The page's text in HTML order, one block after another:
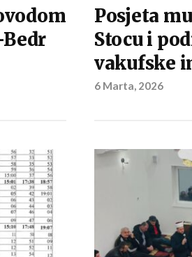
Posjeta
Stocu i
vakufske
6 Marta, 2026